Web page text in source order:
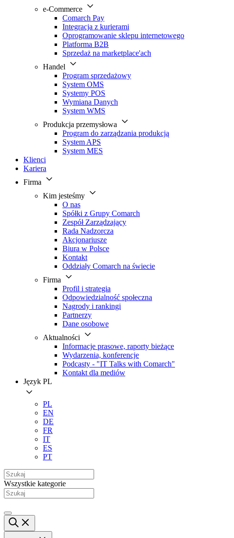
e-Commerce
Comarch Pay
Integracja z kurierami
Oprogramowanie sklepu internetowego
Platforma B2B
Sprzedaż na marketplace'ach
Handel
Program sprzedażowy
System OMS
Systemy POS
Wymiana Danych
System WMS
Produkcja przemysłowa
Program do zarządzania produkcją
System APS
System MES
Klienci
Kariera
Firma
Kim jesteśmy
O nas
Spółki z Grupy Comarch
Zespół Zarządzający
Rada Nadzorcza
Akcjonariusze
Biura w Polsce
Kontakt
Oddziały Comarch na świecie
Firma
Profil i strategia
Odpowiedzialność społeczna
Nagrody i rankingi
Partnerzy
Dane osobowe
Aktualności
Informacje prasowe, raporty bieżące
Wydarzenia, konferencje
Podcasty - "IT Talks with Comarch"
Kontakt dla mediów
Język PL
PL
EN
DE
FR
IT
ES
PT
Wszystkie kategorie